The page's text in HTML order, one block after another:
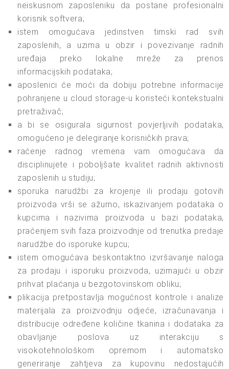
neiskusnom zaposleniku da postane profesionalni
korisnik softvera;
istem omogućava jedinstven timski rad svih
zaposlenih, a uzima u obzir i povezivanje radnih
uređaja preko lokalne mreže za prenos
informacijskih podataka;
aposlenici će moći da dobiju potrebne informacije
pohranjene u cloud storage-u koristeći kontekstualni
pretraživač;
a bi se osigurala sigurnost povjerljivih podataka,
omogućeno je delegiranje korisničkih prava;
raćenje radnog vremena vam omogućava da
disciplinujete i poboljšate kvalitet radnih aktivnosti
zaposlenih u studiju;
sporuka narudžbi za krojenje ili prodaju gotovih
proizvoda vrši se ažurno, iskazivanjem podataka o
kupcima i nazivima proizvoda u bazi podataka,
praćenjem svih faza proizvodnje od trenutka predaje
narudžbe do isporuke kupcu;
istem omogućava beskontaktno izvršavanje naloga
za prodaju i isporuku proizvoda, uzimajući u obzir
prihvat plaćanja u bezgotovinskom obliku;
plikacija pretpostavlja mogućnost kontrole i analize
materijala za proizvodnju odjeće, izračunavanja i
distribucije određene količine tkanina i dodataka za
obavljanje poslova uz interakciju s
visokotehnološkom opremom i automatsko
generiranje zahtjeva za kupovinu nedostajućih